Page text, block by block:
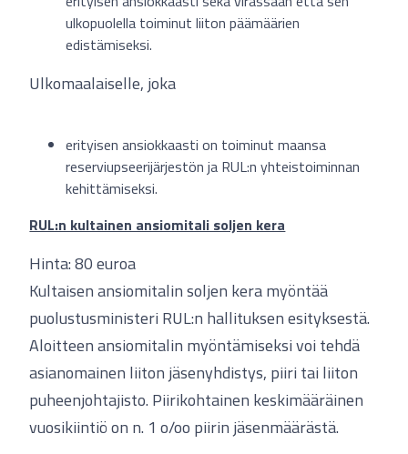
ulkopuolella toiminut liiton päämäärien
edistämiseksi.
Ulkomaalaiselle, joka
erityisen ansiokkaasti on toiminut maansa
reserviupseerijärjestön ja RUL:n yhteistoiminnan
kehittämiseksi.
RUL:n kultainen ansiomitali soljen kera
Hinta: 80 euroa
Kultaisen ansiomitalin soljen kera myöntää
puolustusministeri RUL:n hallituksen esityksestä.
Aloitteen ansiomitalin myöntämiseksi voi tehdä
asianomainen liiton jäsenyhdistys, piiri tai liiton
puheenjohtajisto. Piirikohtainen keskimääräinen
vuosikiintiö on n. 1 o/oo piirin jäsenmäärästä.